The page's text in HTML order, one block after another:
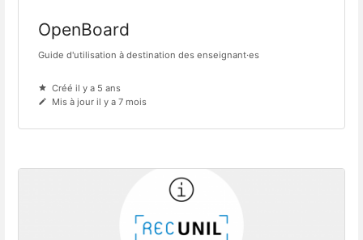
OpenBoard
Guide d'utilisation à destination des enseignant·es
Créé il y a 5 ans
Mis à jour il y a 7 mois